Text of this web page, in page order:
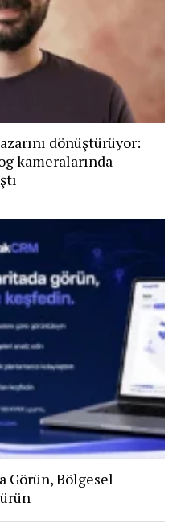
dönüştürüyor:
kameralarında
Görün, Bölgesel